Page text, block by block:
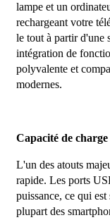
lampe et un
rechargeant votre
le tout à partir d'une
intégration de
polyvalente et
modernes.
Capacité de
L'un des atouts
rapide. Les ports
puissance, ce qui
plupart des